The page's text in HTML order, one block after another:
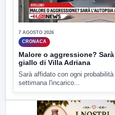
7 AGOSTO 2026
CRONACA
Malore o aggressione?
giallo di Villa Adriana
Sarà affidato con ogni
settimana l'incarico...